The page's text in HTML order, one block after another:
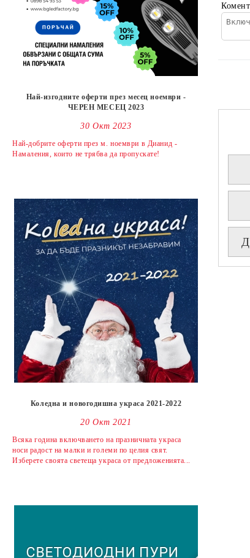
Най-изгодните оферти през месец ноември -
ЧЕРЕН МЕСЕЦ 2023
30 Окт 2023
Най-добрите оферти през м. ноември в Дианид -
Намаления, които не трябва да пропускате!
Коледна и новогодишна украса 2021-2022
20 Окт 2021
Всяка година включването на празничната украса
носи радост на малки и големи по целия свят.
Изберете своята светеща украса от предложенията...